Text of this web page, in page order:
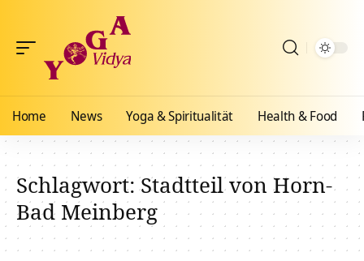
Home News Yoga & Spiritualität Health & Food
Schlagwort:Stadtteil von Horn-
Bad Meinberg